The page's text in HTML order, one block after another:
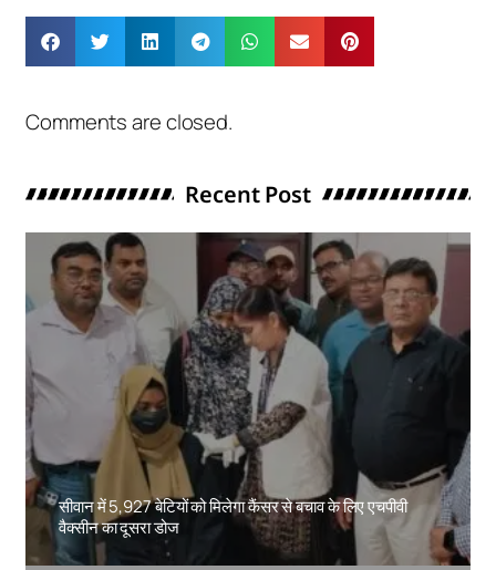
Comments are closed.
Recent Post
सीवान में 5,927 बेटियों को मिलेगा कैंसर से बचाव के लिए एचपीवी
वैक्सीन का दूसरा डोज
Amit Lekh